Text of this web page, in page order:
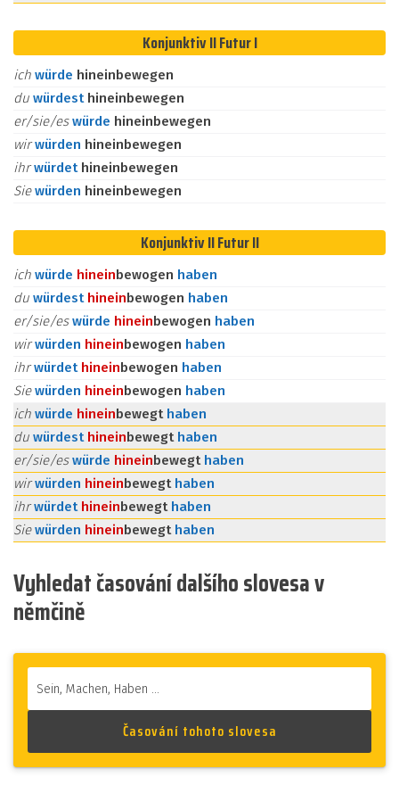
Konjunktiv II Futur I
ich würde hineinbewegen
du würdest hineinbewegen
er/sie/eswürde hineinbewegen
wirwürden hineinbewegen
ihrwürdet hineinbewegen
Siewürden hineinbewegen
Konjunktiv II Futur II
ich würde hineinbewogen haben
du würdest hineinbewogen haben
er/sie/eswürde hineinbewogen haben
wirwürden hineinbewogen haben
ihrwürdet hineinbewogen haben
Siewürden hineinbewogen haben
ich würde hineinbewegt haben
du würdest hineinbewegt haben
er/sie/eswürde hineinbewegt haben
wirwürden hineinbewegt haben
ihrwürdet hineinbewegt haben
Siewürden hineinbewegt haben
Vyhledat časování dalšího slovesa v
němčině